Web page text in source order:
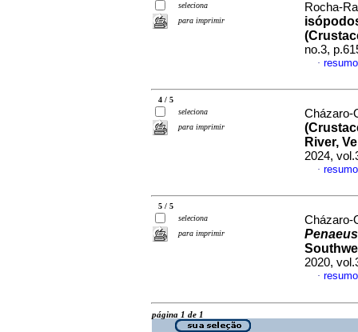
seleciona
para imprimir
Rocha-
no.3,
·
4 / 5
seleciona
para imprimir
Cházaro-
River,
2024,
·
5 / 5
seleciona
para imprimir
Cházaro-
2020,
·
página 1 de 1